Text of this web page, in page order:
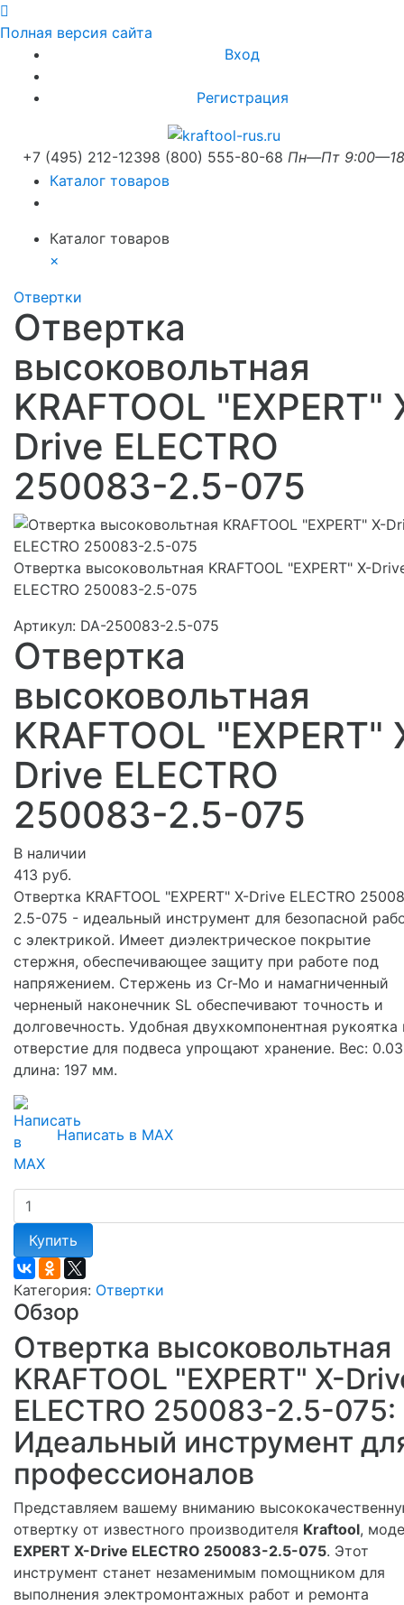
Полная версия сайта
Вход
Регистрация
+7 (495) 212-12398 (800) 555-80-68 Пн—Пт
Каталог товаров
Каталог товаров
×
Отвертки
Отвертка
высоковольтная
KRAFTOOL "EXPERT"
Drive ELECTRO
250083-2.5-075
Отвертка высоковольтная KRAFTOOL "EXPERT" X-
ELECTRO 250083-2.5-075
Артикул: DA-250083-2.5-075
Отвертка
высоковольтная
KRAFTOOL "EXPERT"
Drive ELECTRO
250083-2.5-075
В наличии
413 руб.
Отвертка KRAFTOOL "EXPERT" X-Drive ELECTRO
2.5-075 - идеальный инструмент для безопасной
с электрикой. Имеет диэлектрическое покрытие
стержня, обеспечивающее защиту при работе под
напряжением. Стержень из Cr-Mo и намагниченный
черненый наконечник SL обеспечивают точность и
долговечность. Удобная двухкомпонентная рукоятка
отверстие для подвеса упрощают хранение. Вес:
длина: 197 мм.
Написать в MAX
Купить
Категория: Отвертки
Обзор
Отвертка высоковольтная
KRAFTOOL "EXPERT" X-
ELECTRO 250083-2.5-075:
Идеальный инструмент
профессионалов
Представляем вашему вниманию
отвертку от известного производителя Kraftool,
EXPERT X-Drive ELECTRO 250083-2.5-075. Этот
инструмент станет незаменимым помощником для
выполнения электромонтажных работ и ремонта